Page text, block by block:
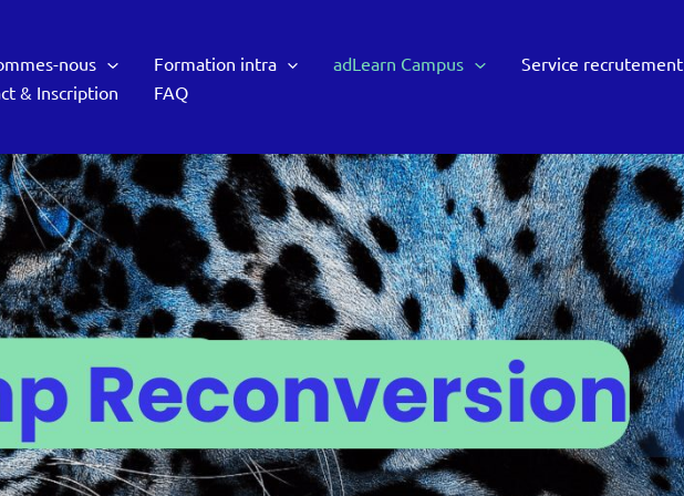
nous Formation intra adLearn Campus Service recrutement
& Inscription
FAQ